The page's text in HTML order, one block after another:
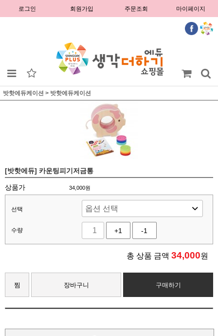
로그인 회원가입 주문조회 마이페이지
밧핫에듀케이션 > 밧핫에듀케이션
[밧핫에듀] 카운팅피기저금통
상품가 34,000원
선택
수량 +1 -1
총 상품 금액 34,000원
찜 장바구니 구매하기